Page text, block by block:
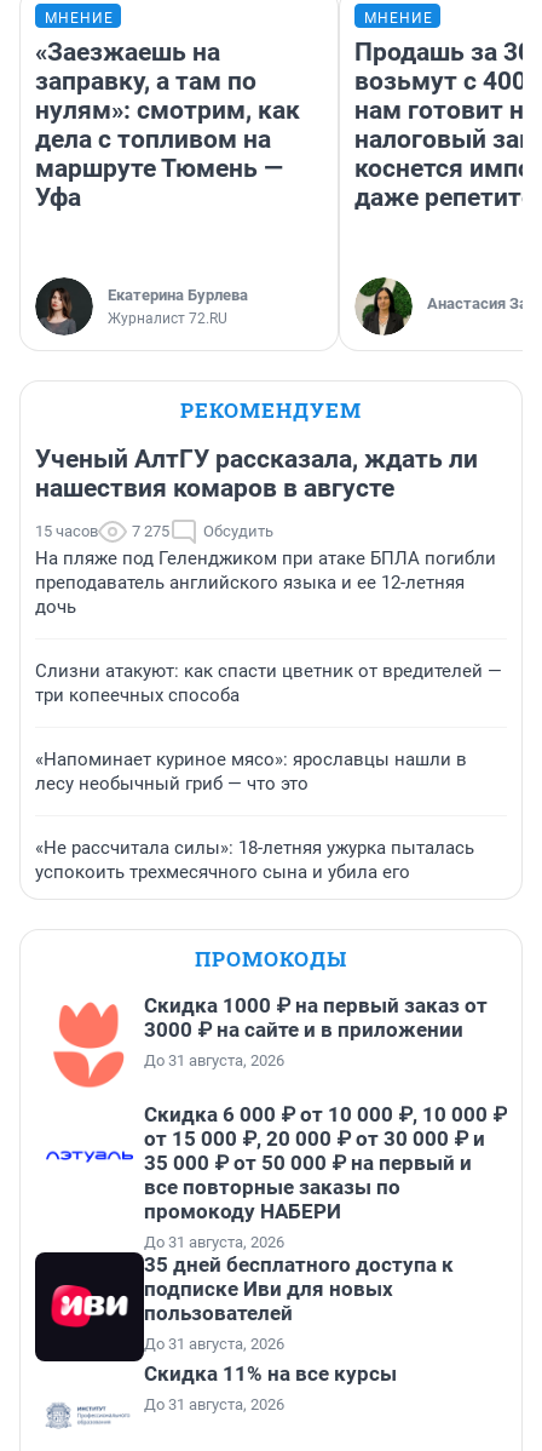
МНЕНИЕ
«Заезжаешь на
заправку, а там по
нулям»: смотрим, как
дела с топливом на
маршруте Тюмень —
Уфа
Екатерина Бурлева
Журналист 72.RU
МНЕНИЕ
Продашь за
возьмут с
нам готовит
налоговый
коснется
даже
Анастасия
РЕКОМЕНДУЕМ
Ученый АлтГУ рассказала, ждать ли
нашествия комаров в августе
15 часов 7 275 Обсудить
На пляже под Геленджиком при атаке БПЛА погибли
преподаватель английского языка и ее 12-летняя
дочь
Слизни атакуют: как спасти цветник от вредителей —
три копеечных способа
«Напоминает куриное мясо»: ярославцы нашли в
лесу необычный гриб — что это
«Не рассчитала силы»: 18-летняя ужурка пыталась
успокоить трехмесячного сына и убила его
ПРОМОКОДЫ
Скидка 1000 ₽ на первый заказ от
3000 ₽ на сайте и в приложении
До 31 августа, 2026
Скидка 6 000 ₽ от 10 000 ₽, 10 000 ₽
от 15 000 ₽, 20 000 ₽ от 30 000 ₽ и
35 000 ₽ от 50 000 ₽ на первый и
все повторные заказы по
промокоду НАБЕРИ
До 31 августа, 2026
35 дней бесплатного доступа к
подписке Иви для новых
пользователей
До 31 августа, 2026
Скидка 11% на все курсы
До 31 августа, 2026